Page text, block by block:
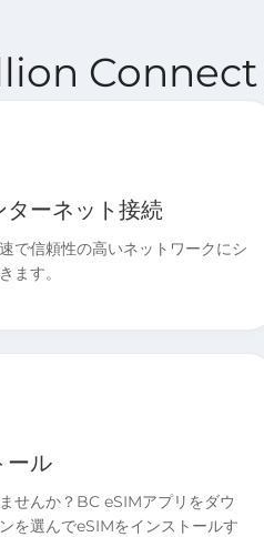
Connect
ターネット接続
で信頼性の高いネットワークにシ
ます。
ール
せんか？BC eSIMアプリをダウ
を選んでeSIMをインストールす